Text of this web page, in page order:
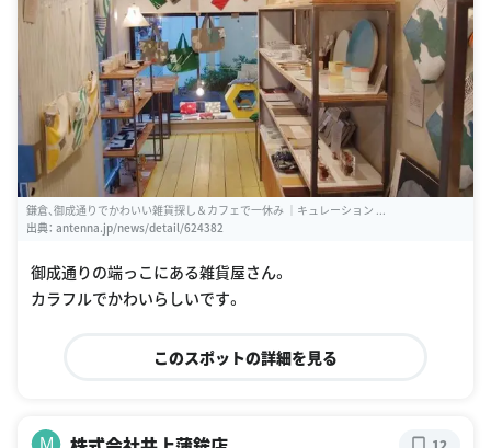
鎌倉、御成通りでかわいい雑貨探し＆カフェで一休み ｜キュレーション ...
出典： antenna.jp/news/detail/624382
御成通りの端っこにある雑貨屋さん。
カラフルでかわいらしいです。
このスポットの詳細を見る
M